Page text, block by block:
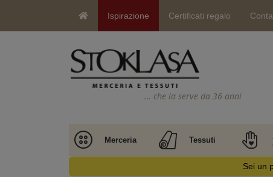
Ispirazione Certificati regalo
… che la serve da 36 anni
Merceria Tessuti
Sei un